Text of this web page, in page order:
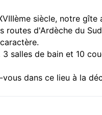
siècle, notre gîte
routes d'Ardèche du
salles de bain et 10
dans ce lieu à la